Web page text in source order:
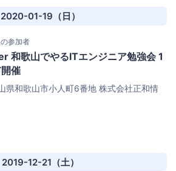
2020-01-19（日）
参加者
和歌山でやるITエンジニア勉強会 1
催
県和歌山市小人町6番地 株式会社正和情
2019-12-21（土）